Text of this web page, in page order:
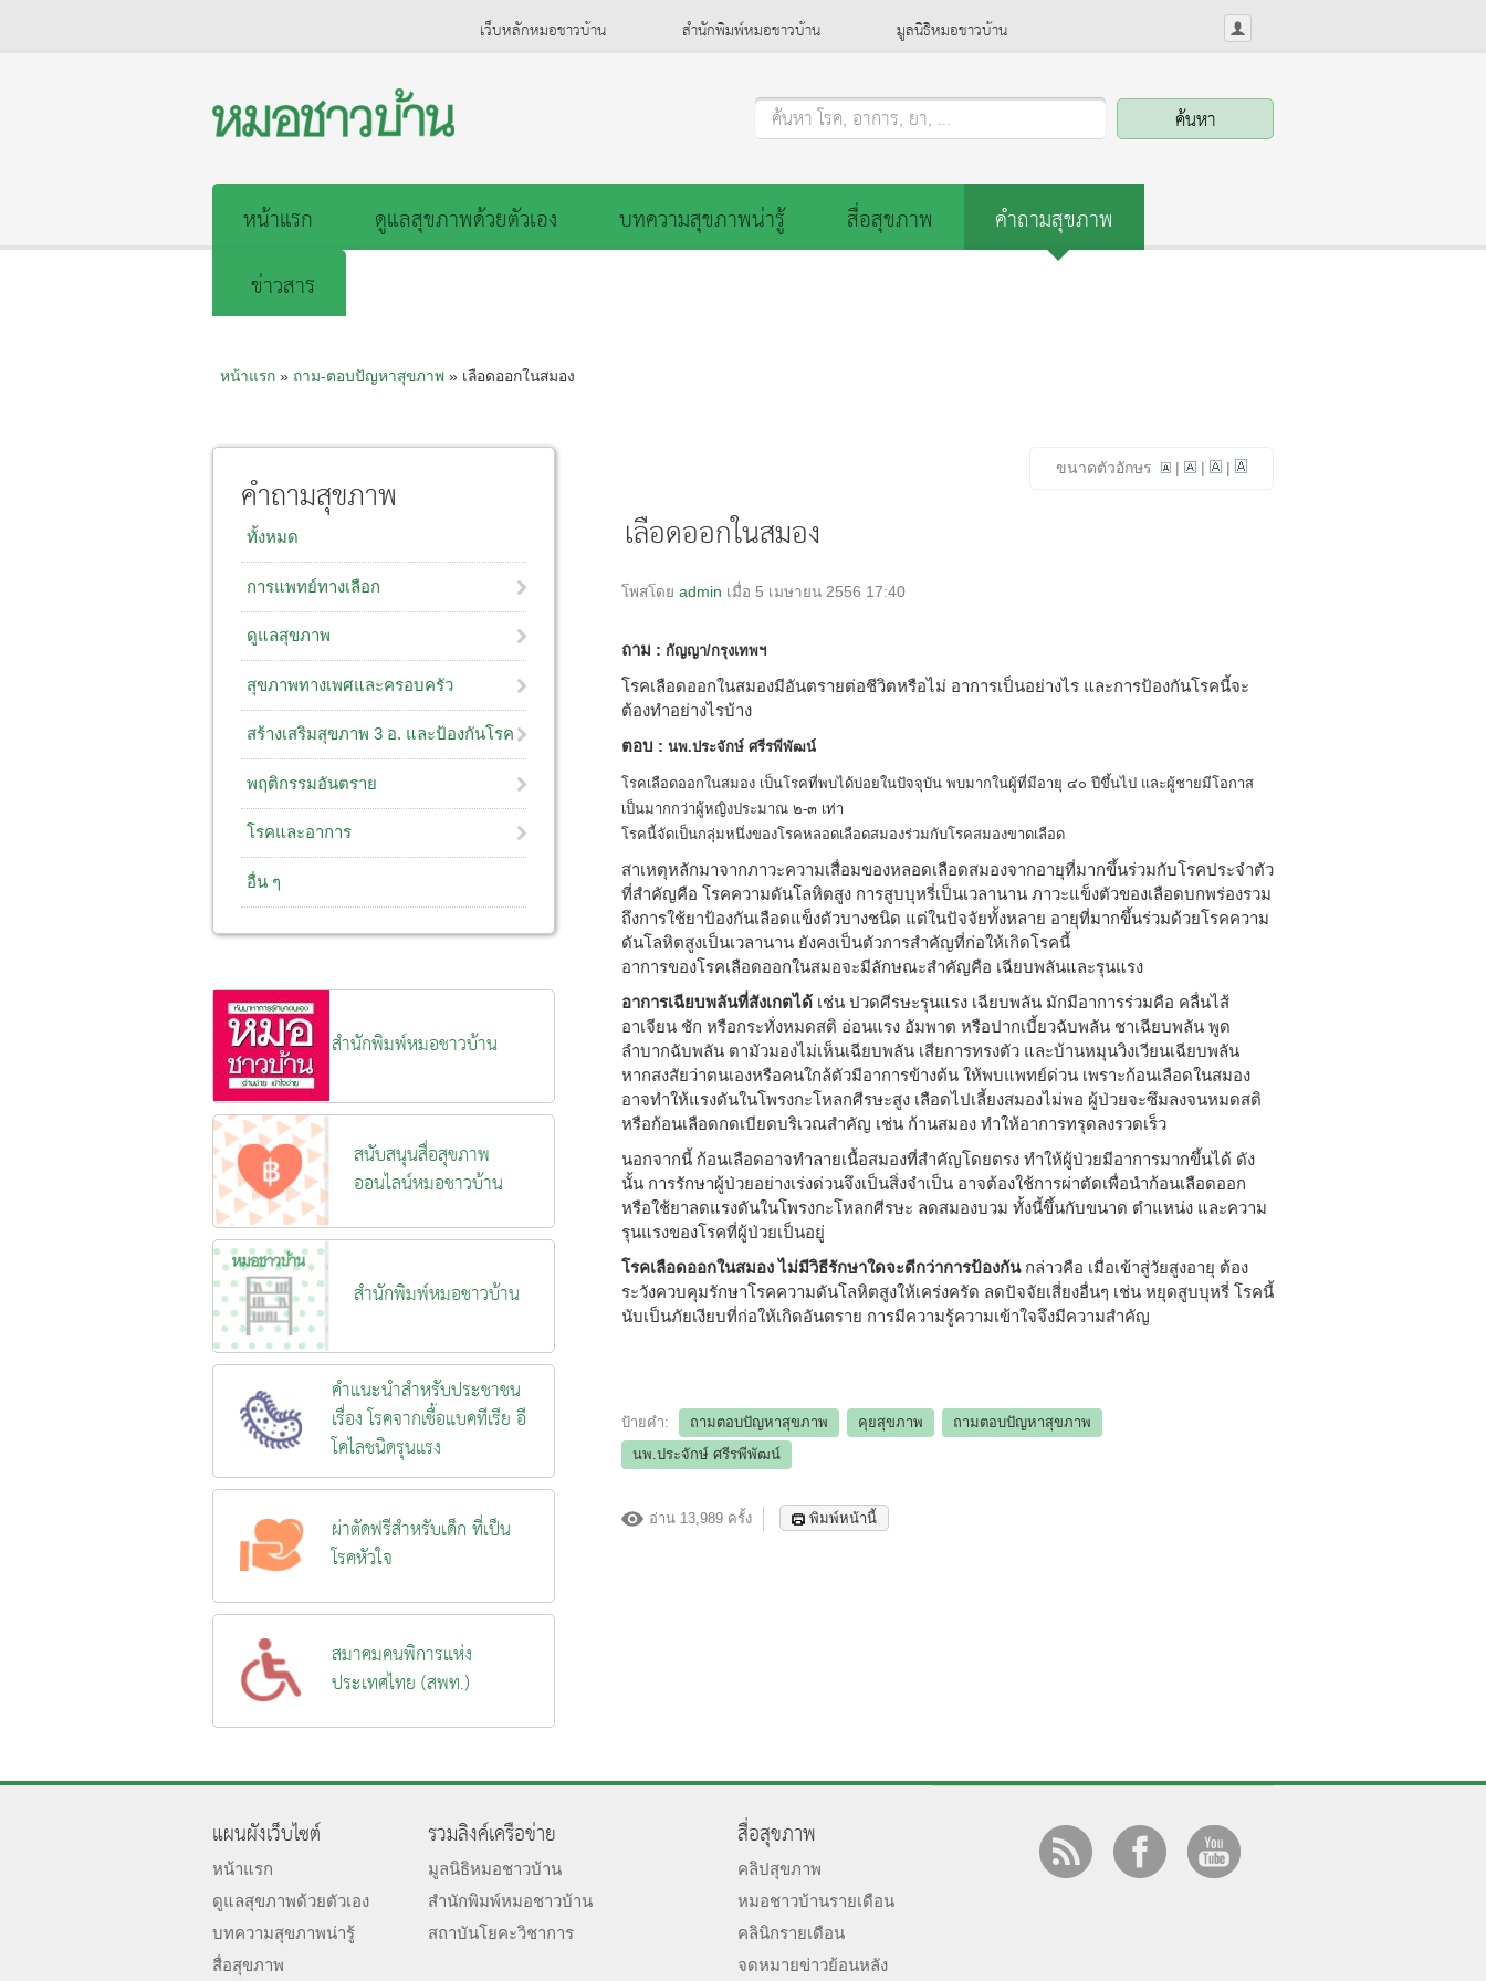
เว็บหลักหมอชาวบ้าน สำนักพิมพ์หมอชาวบ้าน มูลนิธิหมอชาวบ้าน
ค้นหา โรค, อาการ, ยา, ...
หน้าแรก ดูแลสุขภาพด้วยตัวเอง บทความสุขภาพน่ารู้ สื่อสุขภาพ
คำถามสุขภาพ
ข่าวสาร
หน้าแรก» ถาม-ตอบปัญหาสุขภาพ» เลือดออกในสมอง
ขนาดตัวอักษร | | |
เลือดออกในสมอง
โพสโดย admin เมื่อ 5 เมษายน 2556 17:40
ถาม : กัญญา/กรุงเทพฯ
โรคเลือดออกในสมองมีอันตรายต่อชีวิตหรือไม่ อาการเป็นอย่างไร และการป้องกันโรคนี้จะ
ต้องทำอย่างไรบ้าง
ตอบ : นพ.ประจักษ์ ศรีรพีพัฒน์
โรคเลือดออกในสมอง เป็นโรคที่พบได้บ่อยในปัจจุบัน พบมากในผู้ที่มีอายุ ๔๐ ปีขึ้นไป และผู้ชายมีโอกาส
เป็นมากกว่าผู้หญิงประมาณ ๒-๓ เท่า
โรคนี้จัดเป็นกลุ่มหนึ่งของโรคหลอดเลือดสมองร่วมกับโรคสมองขาดเลือด
สาเหตุหลักมาจากภาวะความเสื่อมของหลอดเลือดสมองจากอายุที่มากขึ้นร่วมกับโรคประจำตัว
ที่สำคัญคือ โรคความดันโลหิตสูง การสูบบุหรี่เป็นเวลานาน ภาวะแข็งตัวของเลือดบกพร่องรวม
ถึงการใช้ยาป้องกันเลือดแข็งตัวบางชนิด แต่ในปัจจัยทั้งหลาย อายุที่มากขึ้นร่วมด้วยโรคความ
ดันโลหิตสูงเป็นเวลานาน ยังคงเป็นตัวการสำคัญที่ก่อให้เกิดโรคนี้
อาการของโรคเลือดออกในสมอจะมีลักษณะสำคัญคือ เฉียบพลันและรุนแรง
อาการเฉียบพลันที่สังเกตได้ เช่น ปวดศีรษะรุนแรง เฉียบพลัน มักมีอาการร่วมคือ คลื่นไส้
อาเจียน ชัก หรือกระทั่งหมดสติ อ่อนแรง อัมพาต หรือปากเบี้ยวฉับพลัน ชาเฉียบพลัน พูด
ลำบากฉับพลัน ตามัวมองไม่เห็นเฉียบพลัน เสียการทรงตัว และบ้านหมุนวิงเวียนเฉียบพลัน
หากสงสัยว่าตนเองหรือคนใกล้ตัวมีอาการข้างต้น ให้พบแพทย์ด่วน เพราะก้อนเลือดในสมอง
อาจทำให้แรงดันในโพรงกะโหลกศีรษะสูง เลือดไปเลี้ยงสมองไม่พอ ผู้ป่วยจะซึมลงจนหมดสติ
หรือก้อนเลือดกดเบียดบริเวณสำคัญ เช่น ก้านสมอง ทำให้อาการทรุดลงรวดเร็ว
นอกจากนี้ ก้อนเลือดอาจทำลายเนื้อสมองที่สำคัญโดยตรง ทำให้ผู้ป่วยมีอาการมากขึ้นได้ ดัง
นั้น การรักษาผู้ป่วยอย่างเร่งด่วนจึงเป็นสิ่งจำเป็น อาจต้องใช้การผ่าตัดเพื่อนำก้อนเลือดออก
หรือใช้ยาลดแรงดันในโพรงกะโหลกศีรษะ ลดสมองบวม ทั้งนี้ขึ้นกับขนาด ตำแหน่ง และความ
รุนแรงของโรคที่ผู้ป่วยเป็นอยู่
โรคเลือดออกในสมอง ไม่มีวิธีรักษาใดจะดีกว่าการป้องกันกล่าวคือ เมื่อเข้าสู่วัยสูงอายุ ต้อง
ระวังควบคุมรักษาโรคความดันโลหิตสูงให้เคร่งครัด ลดปัจจัยเสี่ยงอื่นๆ เช่น หยุดสูบบุหรี่ โรคนี้
นับเป็นภัยเงียบที่ก่อให้เกิดอันตราย การมีความรู้ความเข้าใจจึงมีความสำคัญ
ป้ายคำ: ถามตอบปัญหาสุขภาพ คุยสุขภาพ
ถามตอบปัญหาสุขภาพ
นพ.ประจักษ์ ศรีรพีพัฒน์
อ่าน 13,989 ครั้ง พิมพ์หน้านี้
คำถามสุขภาพ
ทั้งหมด
การแพทย์ทางเลือก
ดูแลสุขภาพ
สุขภาพทางเพศและครอบครัว
สร้างเสริมสุขภาพ 3 อ. และป้องกันโรค
พฤติกรรมอันตราย
โรคและอาการ
อื่น ๆ
สำนักพิมพ์หมอชาวบ้าน
สนับสนุนสื่อสุขภาพ
ออนไลน์หมอชาวบ้าน
สำนักพิมพ์หมอชาวบ้าน
คำแนะนำสำหรับประชาชน
เรื่อง โรคจากเชื้อแบคทีเรีย อี
โคไลชนิดรุนแรง
ผ่าตัดฟรีสำหรับเด็ก ที่เป็น
โรคหัวใจ
สมาคมคนพิการแห่ง
ประเทศไทย (สพท.)
แผนผังเว็บไซต์
หน้าแรก
ดูแลสุขภาพด้วยตัวเอง
บทความสุขภาพน่ารู้
สื่อสุขภาพ
รวมลิงค์เครือข่าย
มูลนิธิหมอชาวบ้าน
สำนักพิมพ์หมอชาวบ้าน
สถาบันโยคะวิชาการ
สื่อสุขภาพ
คลิปสุขภาพ
หมอชาวบ้านรายเดือน
คลินิกรายเดือน
จดหมายข่าวย้อนหลัง